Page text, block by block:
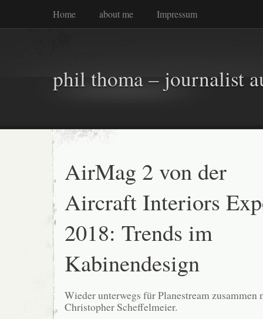
Home about me Impressum
phil thoma – journalist
AirMag 2 von der
Aircraft Interiors
2018: Trends im
Kabinendesign
Wieder unterwegs für Planestream
Christopher Scheffelmeier.